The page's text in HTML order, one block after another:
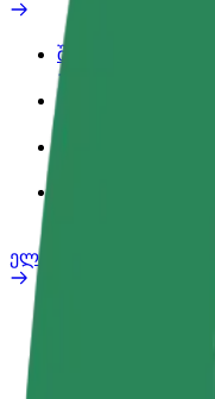
შეღავათები
სამსახურის
ელ. ბაიკი